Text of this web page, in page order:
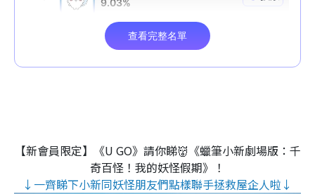
【新會員限定】《U GO》請你睇👹《蠟筆小新劇場版：千
奇百怪！我的妖怪假期》！
↓一齊睇下小新同妖怪朋友們點樣聯手拯救屋企人啦↓